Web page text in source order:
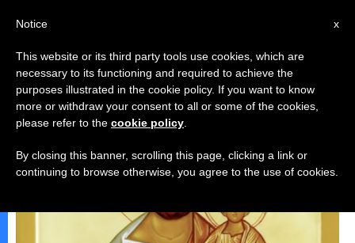
الاسبوع المقدس,تأمّلات
x
Notice
This website or its third party tools use cookies, which are
necessary to its functioning and required to achieve the
purposes illustrated in the cookie policy. If you want to know
more or withdraw your consent to all or some of the cookies,
please refer to the cookie policy
By closing this banner, scrolling this page, clicking a link or
continuing to browse otherwise, you agree to the use of cookies.